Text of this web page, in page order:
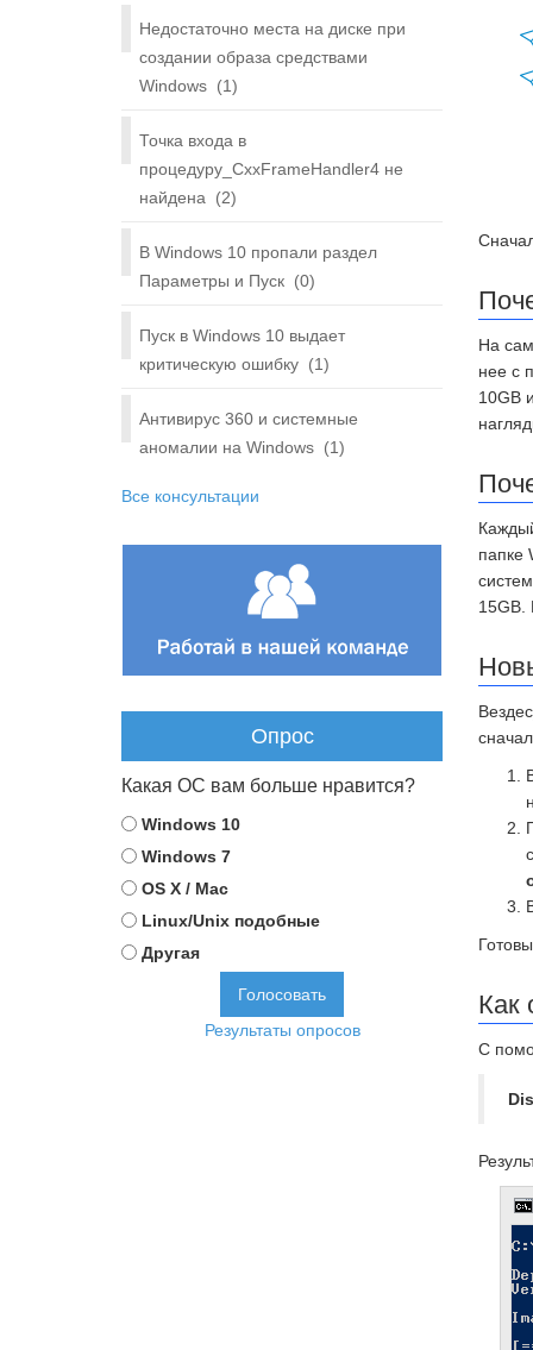
На
нее с
10GB
папке
15GB.
Как
С
Недостаточно места на диске при
создании образа средствами
Windows (1)
Точка входа в
процедуру_CxxFrameHandler4 не
найдена
(2)
В Windows 10 пропали раздел
Параметры и Пуск (0)
Пуск в Windows 10 выдает
критическую ошибку (1)
Антивирус 360 и системные
аномалии на Windows (1)
Все консультации
Опрос
Какая ОС вам больше нравится?
Windows 10
Windows 7
OS X / Mac
Linux/Unix подобные
Другая
Результаты опросов